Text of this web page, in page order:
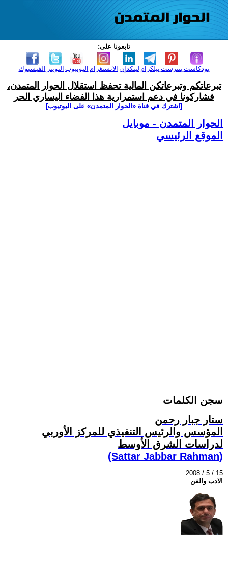
تابعونا على:
الفيسبوك التويتر اليوتيوب الانستغرام لينكدإن تيلكرامبنترست بودكاست
تبرعاتكم وتبرعاتكن المالية تحفظ استقلال الحوار المتمدن،
فشاركونا في دعم استمرارية هذا الفضاء اليساري الحر
[اشترك في قناة ‫«الحوار المتمدن» على اليوتيوب]
الحوار المتمدن - موبايل
الموقع الرئيسي
سجن الكلمات
ستار جبار رحمن
المؤسس والرئيس التنفيذي للمركز الأوربي
لدراسات الشرق الأوسط
(Sattar Jabbar Rahman)
2008 / 5 / 15
الادب والفن